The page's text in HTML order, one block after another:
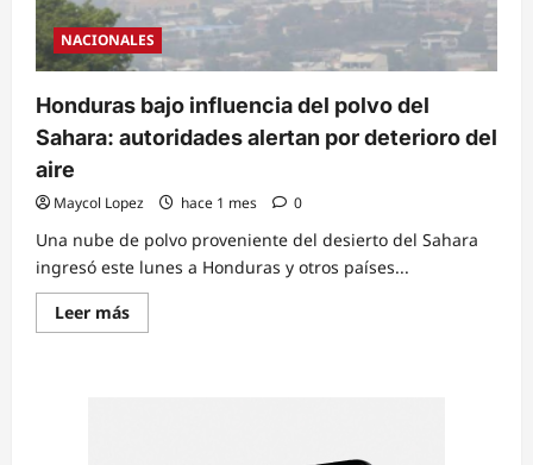
NACIONALES
Honduras bajo influencia del polvo del
Sahara: autoridades alertan por deterioro del
aire
Maycol Lopez hace 1 mes 0
Una nube de polvo proveniente del desierto del Sahara
ingresó este lunes a Honduras y otros países...
Leer másRead
more